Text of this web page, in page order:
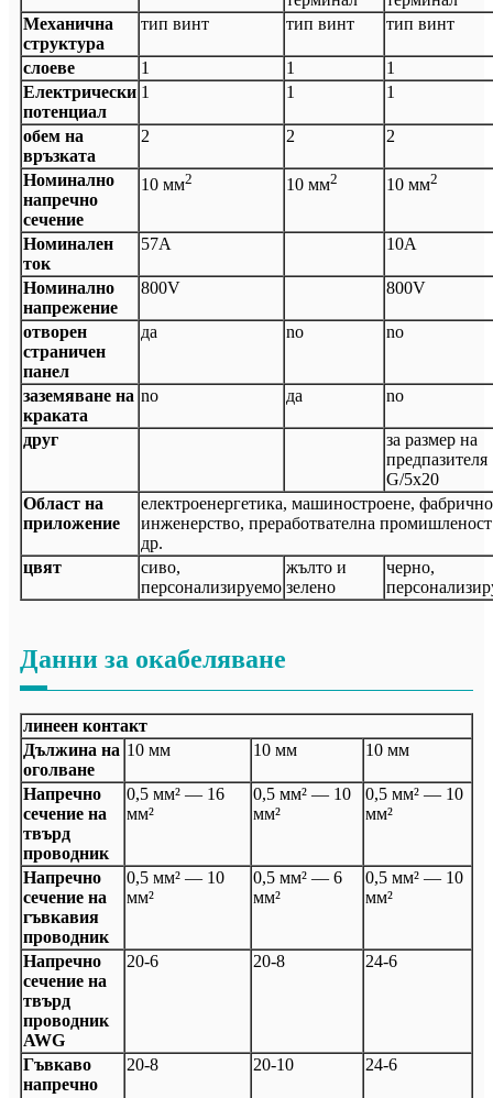
Механична
структура
тип винт тип винт тип винт
слоеве 1 1
1
Електрически
потенциал
1 1 1
обем на
връзката
2 2 2
Номинално
напречно
сечение
10 мм2 10 мм2 10 мм2
Номинален
ток
57А 10А
Номинално
напрежение
800V 800V
отворен
страничен
панел
да no no
заземяване на
краката
no да no
друг
за размер на
предпазителя
G/5x20
Област на
приложение
електроенергетика, машиностроене, фабрично
инженерство, преработвателна
др.
цвят
сиво,
персонализируемо
жълто и
зелено
черно,
Данни за окабеляване
линеен контакт
Дължина на
оголване
10 мм 10 мм 10 мм
Напречно
сечение на
твърд
проводник
0,5 мм² — 16
мм²
0,5 мм² — 10
мм²
0,5 мм² — 10
мм²
Напречно
сечение на
гъвкавия
проводник
0,5 мм² — 10
мм²
0,5 мм² — 6
мм²
0,5 мм² — 10
мм²
Напречно
сечение на
твърд
проводник
AWG
20-6 20-8 24-6
Гъвкаво
напречно
20-8 20-10 24-6